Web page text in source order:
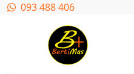
Pasar al contenido principal
093 488 406